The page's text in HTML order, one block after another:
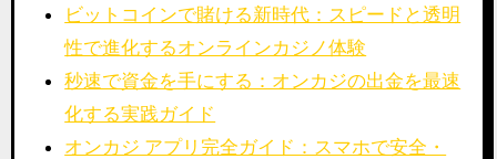
ビットコインで賭ける新時代：スピードと透明
性で進化するオンラインカジノ体験
秒速で資金を手にする：オンカジの出金を最速
化する実践ガイド
オンカジ アプリ完全ガイド：スマホで安全・